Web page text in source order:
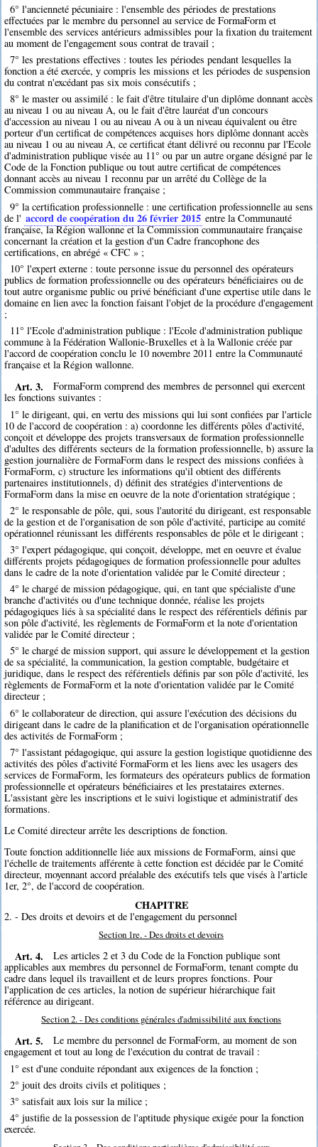
6° l'ancienneté pécuniaire : l'ensemble des périodes de prestations
effectuées par le membre du personnel au service de FormaForm et
l'ensemble des services antérieurs admissibles pour la fixation du traitement
au moment de l'engagement sous contrat de travail ;
7° les prestations effectives : toutes les périodes pendant lesquelles la
fonction a été exercée, y compris les missions et les périodes de suspension
du contrat n'excédant pas six mois consécutifs ;
8° le master ou assimilé : le fait d'être titulaire d'un diplôme donnant accès
au niveau 1 ou au niveau A, ou le fait d'être lauréat d'un concours
d'accession au niveau 1 ou au niveau A ou à un niveau équivalent ou être
porteur d'un certificat de compétences acquises hors diplôme donnant accès
au niveau 1 ou au niveau A, ce certificat étant délivré ou reconnu par l'Ecole
d'administration publique visée au 11° ou par un autre organe désigné par le
Code de la Fonction publique ou tout autre certificat de compétences
donnant accès au niveau 1 reconnu par un arrêté du Collège de la
Commission communautaire française ;
9° la certification professionnelle : une certification professionnelle au sens
de l' accord de coopération du 26 février 2015 entre la Communauté
française, la Région wallonne et la Commission communautaire française
concernant la création et la gestion d'un Cadre francophone des
certifications, en abrégé « CFC » ;
10° l'expert externe : toute personne issue du personnel des opérateurs
publics de formation professionnelle ou des opérateurs bénéficiaires ou de
tout autre organisme public ou privé bénéficiant d'une expertise utile dans le
domaine en lien avec la fonction faisant l'objet de la procédure d'engagement
;
11° l'Ecole d'administration publique : l'Ecole d'administration publique
commune à la Fédération Wallonie-Bruxelles et à la Wallonie créée par
l'accord de coopération conclu le 10 novembre 2011 entre la Communauté
française et la Région wallonne.
Art. 3.
FormaForm comprend des membres de personnel qui exercent
les fonctions suivantes :
1° le dirigeant, qui, en vertu des missions qui lui sont confiées par l'article
10 de l'accord de coopération : a) coordonne les différents pôles d'activité,
conçoit et développe des projets transversaux de formation professionnelle
d'adultes des différents secteurs de la formation professionnelle, b) assure la
gestion journalière de FormaForm dans le respect des missions confiées à
FormaForm, c) structure les informations qu'il obtient des différents
partenaires institutionnels, d) définit des stratégies d'interventions de
FormaForm dans la mise en oeuvre de la note d'orientation stratégique ;
2° le responsable de pôle, qui, sous l'autorité du dirigeant, est responsable
de la gestion et de l'organisation de son pôle d'activité, participe au comité
opérationnel réunissant les différents responsables de pôle et le dirigeant ;
3° l'expert pédagogique, qui conçoit, développe, met en oeuvre et évalue
différents projets pédagogiques de formation professionnelle pour adultes
dans le cadre de la note d'orientation validée par le Comité directeur ;
4° le chargé de mission pédagogique, qui, en tant que spécialiste d'une
branche d'activités ou d'une technique donnée, réalise les projets
pédagogiques liés à sa spécialité dans le respect des référentiels définis par
son pôle d'activité, les règlements de FormaForm et la note d'orientation
validée par le Comité directeur ;
5° le chargé de mission support, qui assure le développement et la gestion
de sa spécialité, la communication, la gestion comptable, budgétaire et
juridique, dans le respect des référentiels définis par son pôle d'activité, les
règlements de FormaForm et la note d'orientation validée par le Comité
directeur ;
6° le collaborateur de direction, qui assure l'exécution des décisions du
dirigeant dans le cadre de la planification et de l'organisation opérationnelle
des activités de FormaForm ;
7° l'assistant pédagogique, qui assure la gestion logistique quotidienne des
activités des pôles d'activité FormaForm et les liens avec les usagers des
services de FormaForm, les formateurs des opérateurs publics de formation
professionnelle et opérateurs bénéficiaires et les prestataires externes.
L'assistant gère les inscriptions et le suivi logistique et administratif des
formations.
Le Comité directeur arrête les descriptions de fonction.
Toute fonction additionnelle liée aux missions de FormaForm, ainsi que
l'échelle de traitements afférente à cette fonction est décidée par le Comité
directeur, moyennant accord préalable des exécutifs tels que visés à l'article
1er, 2°, de l'accord de coopération.
CHAPITRE
2. - Des droits et devoirs et de l'engagement du personnel
Section 1re. - Des droits et devoirs
Art. 4.
Les articles 2 et 3 du Code de la Fonction publique sont
applicables aux membres du personnel de FormaForm, tenant compte du
cadre dans lequel ils travaillent et de leurs propres fonctions. Pour
l'application de ces articles, la notion de supérieur hiérarchique fait
référence au dirigeant.
Section 2. - Des conditions générales d'admissibilité aux fonctions
Art. 5.
Le membre du personnel de FormaForm, au moment de son
engagement et tout au long de l'exécution du contrat de travail :
1° est d'une conduite répondant aux exigences de la fonction ;
2° jouit des droits civils et politiques ;
3° satisfait aux lois sur la milice ;
4° justifie de la possession de l'aptitude physique exigée pour la fonction
exercée.